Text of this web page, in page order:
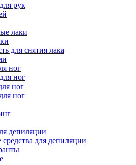
рук
лаки
для снятия лака
ног
ног
ног
ног
депиляции
для депиляции